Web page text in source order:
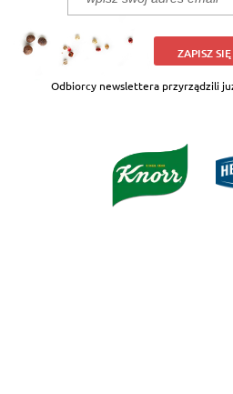
ZAPISZ SIĘ
Odbiorcy newslettera przyrządzili